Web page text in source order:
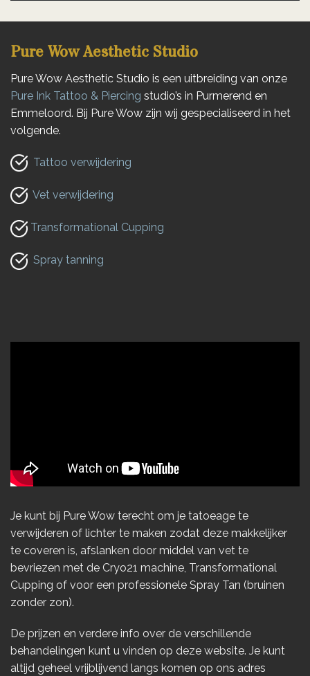
Pure Wow Aesthetic Studio
Pure Wow Aesthetic Studio is een uitbreiding van onze
Pure Ink Tattoo & Piercing studio’s in Purmerend en
Emmeloord. Bij Pure Wow zijn wij gespecialiseerd in het
volgende.
Tattoo verwijdering
Vet verwijdering
Transformational Cupping
Spray tanning
Je kunt bij Pure Wow terecht om je tatoeage te
verwijderen of lichter te maken zodat deze makkelijker
te coveren is, afslanken door middel van vet te
bevriezen met de Cryo21 machine, Transformational
Cupping of voor een professionele Spray Tan (bruinen
zonder zon).
De prijzen en verdere info over de verschillende
behandelingen kunt u vinden op deze website. Je kunt
altijd geheel vrijblijvend langs komen op ons adres